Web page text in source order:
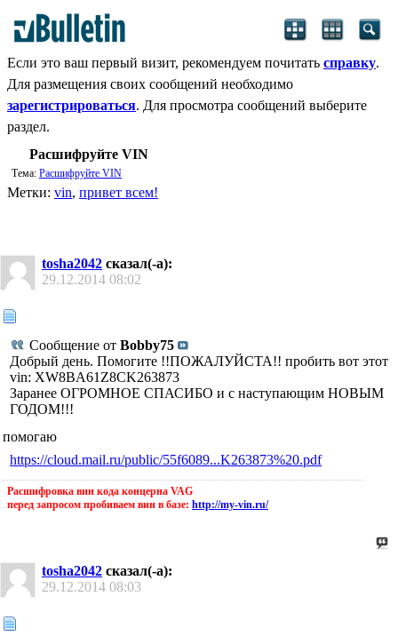
Если это ваш первый визит, рекомендуем почитать справку.
Для размещения своих сообщений необходимо
зарегистрироваться. Для просмотра сообщений выберите
раздел.
Расшифруйте VIN
Тема: Расшифруйте VIN
Метки: vin, привет всем!
tosha2042 сказал(-а):
29.12.2014 08:02
Сообщение от Bobby75
Добрый день. Помогите !!ПОЖАЛУЙСТА!! пробить вот этот
vin: XW8BA61Z8CK263873
Заранее ОГРОМНОЕ СПАСИБО и с наступающим НОВЫМ
ГОДОМ!!!
помогаю
https://cloud.mail.ru/public/55f6089...K263873%20.pdf
Расшифровка вин кода концерна VAG
перед запросом пробиваем вин в базе: http://my-vin.ru/
tosha2042 сказал(-а):
29.12.2014 08:03